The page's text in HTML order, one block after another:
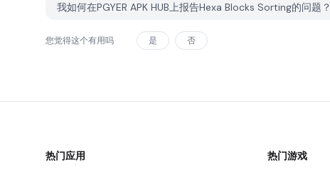
我如何在PGYER APK HUB上报告Hexa Blocks Sorting的问题？
您觉得这个有用吗 是 否
热门应用 热门游戏